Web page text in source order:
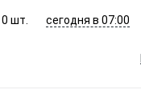
шт. сегодня в 07:00